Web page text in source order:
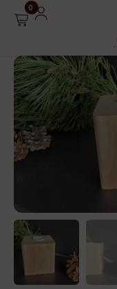
0
Din kurv
Din kurv er tom
Subtotal: